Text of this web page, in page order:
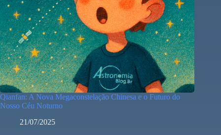
Qianfan: A Nova Megaconstelação Chinesa e o Futuro do
Nosso Céu Noturno
21/07/2025